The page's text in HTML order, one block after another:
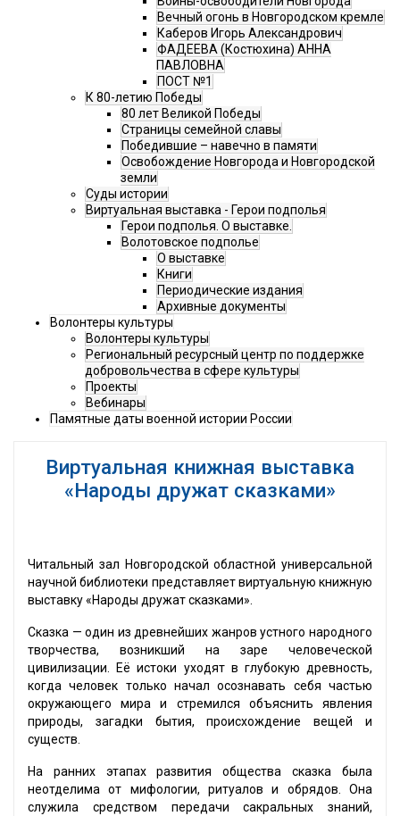
Вечный огонь в Новгородском кремле
Каберов Игорь Александрович
ФАДЕЕВА (Костюхина) АННА
ПАВЛОВНА
ПОСТ №1
К 80-летию Победы
80 лет Великой Победы
Страницы семейной славы
Победившие – навечно в памяти
Освобождение Новгорода и Новгородской
земли
Суды истории
Виртуальная выставка - Герои подполья
Герои подполья. О выставке.
Волотовское подполье
О выставке
Книги
Периодические издания
Архивные документы
Волонтеры культуры
Волонтеры культуры
Региональный ресурсный центр по поддержке
добровольчества в сфере культуры
Проекты
Вебинары
Памятные даты военной истории России
Виртуальная книжная выставка
«Народы дружат сказками»
Читальный зал Новгородской областной универсальной
научной библиотеки представляет виртуальную книжную
выставку «Народы дружат сказками».
Сказка — один из древнейших жанров устного народного
творчества, возникший на заре человеческой
цивилизации. Её истоки уходят в глубокую древность,
когда человек только начал осознавать себя частью
окружающего мира и стремился объяснить явления
природы, загадки бытия, происхождение вещей и
существ.
На ранних этапах развития общества сказка была
неотделима от мифологии, ритуалов и обрядов. Она
служила средством передачи сакральных знаний,